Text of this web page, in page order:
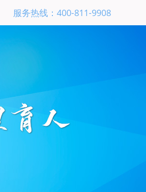
服务热线：400-811-9908